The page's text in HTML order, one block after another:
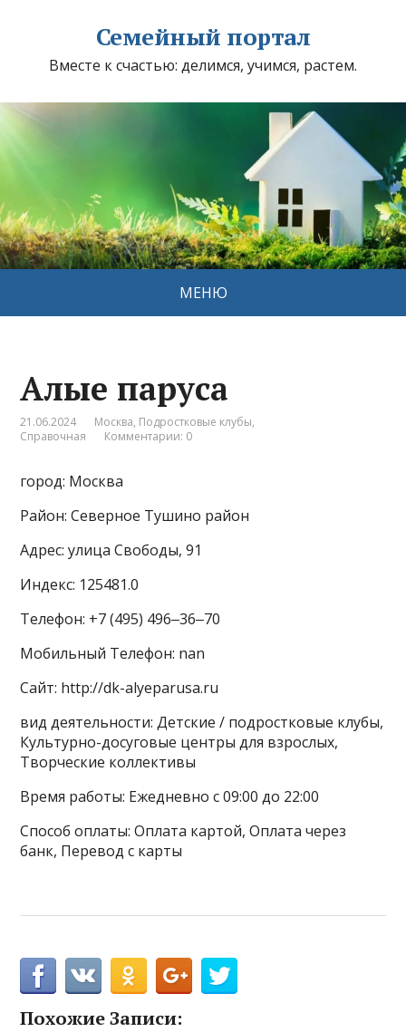
Семейный портал
Вместе к счастью: делимся, учимся, растем.
МЕНЮ
Алые паруса
21.06.2024 Москва, Подростковые клубы,
Справочная
Комментарии: 0
город: Москва
Район: Северное Тушино район
Адрес: улица Свободы, 91
Индекс: 125481.0
Телефон: +7 (495) 496‒36‒70
Мобильный Телефон: nan
Сайт: http://dk-alyeparusa.ru
вид деятельности: Детские / подростковые клубы,
Культурно-досуговые центры для взрослых,
Творческие коллективы
Время работы: Ежедневно с 09:00 до 22:00
Способ оплаты: Оплата картой, Оплата через
банк, Перевод с карты
Похожие Записи: